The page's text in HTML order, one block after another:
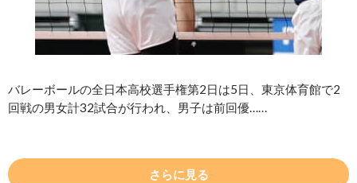
バレーボールの全日本高校選手権第2日は5日、東京体育館で2
回戦の男女計32試合が行われ、男子は前回優……
さらに見る